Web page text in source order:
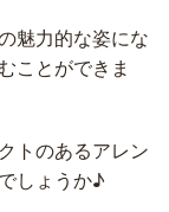
魅力的な姿にな
ことができま
トのあるアレン
しょうか♪